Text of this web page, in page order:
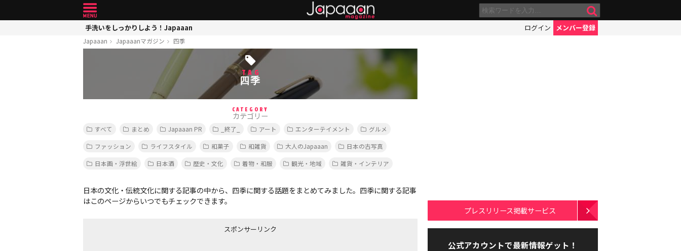
手洗いをしっかりしよう！Japaaan ログイン メンバー登録
Japaaan Japaaanマガジン 四季
TAG
四季
CATEGORY
カテゴリー
すべて まとめ Japaaan PR _終了_ アート エンターテイメント
グルメ
ファッション
ライフスタイル 和菓子 和雑貨 大人のJapaaan
日本の古写真
日本画・浮世絵
日本酒 歴史・文化 着物・和服 観光・地域 雑貨・インテリア
日本の文化・伝統文化に関する記事の中から、四季に関する話題をまとめてみました。四季に関する記事
はこのページからいつでもチェックできます。
スポンサーリンク
プレスリリース掲載サービス
公式アカウントで最新情報ゲット！